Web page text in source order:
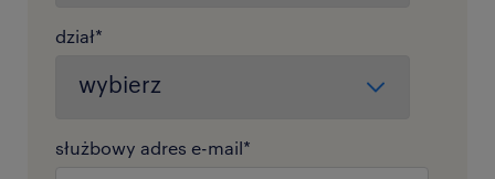
dział*
służbowy adres e-mail*